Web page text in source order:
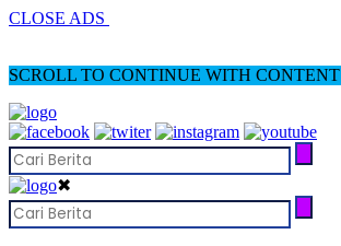
CLOSE ADS
SCROLL TO CONTINUE WITH CONTENT
✖